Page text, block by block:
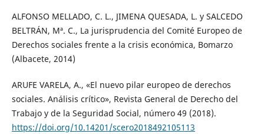
ALFONSO MELLADO, C. L., JIMENA QUESADA, L. y SALCEDO
BELTRÁN, Mª. C., La jurisprudencia del Comité Europeo de
Derechos sociales frente a la crisis económica, Bomarzo
(Albacete, 2014)
ARUFE VARELA, A., «El nuevo pilar europeo de derechos
sociales. Análisis crítico», Revista General de Derecho del
Trabajo y de la Seguridad Social, número 49 (2018).
https://doi.org/10.14201/scero2018492105113